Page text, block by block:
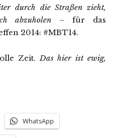
durch die Straßen zieht,
abzuholen –für das
2014: #MBT14.
Zeit. Das hier ist ewig,
WhatsApp